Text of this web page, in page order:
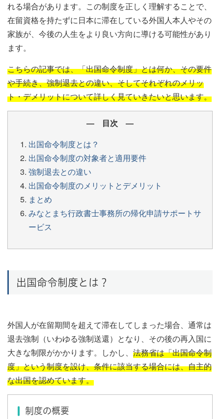
れる場合があります。この制度を正しく理解することで、
在留資格を持たずに日本に滞在している外国人本人やその
家族が、今後の人生をより良い方向に導ける可能性があり
ます。
こちらの記事では、「出国命令制度」とは何か、その要件
や手続き、強制退去との違い、そしてそれぞれのメリッ
ト・デメリットについて詳しく見ていきたいと思います。
― 目次 ―
出国命令制度とは？
出国命令制度の対象者と適用要件
強制退去との違い
出国命令制度のメリットとデメリット
まとめ
みなとまち行政書士事務所の帰化申請サポートサ
ービス
出国命令制度とは？
外国人が在留期間を超えて滞在してしまった場合、通常は
退去強制（いわゆる強制送還）となり、その後の再入国に
大きな制限がかかります。しかし、 法務省は「出国命令制
度」という制度を設け、条件に該当する場合には、自主的
な出国を認めています。
制度の概要